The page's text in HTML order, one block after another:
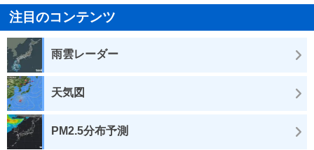
注目のコンテンツ
雨雲レーダー
天気図
PM2.5分布予測